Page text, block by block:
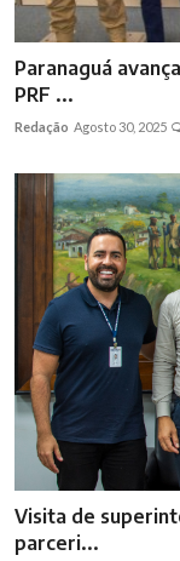
Paranaguá
PRF ...
Redação Agosto 30, 2025
Visita de
parceri...